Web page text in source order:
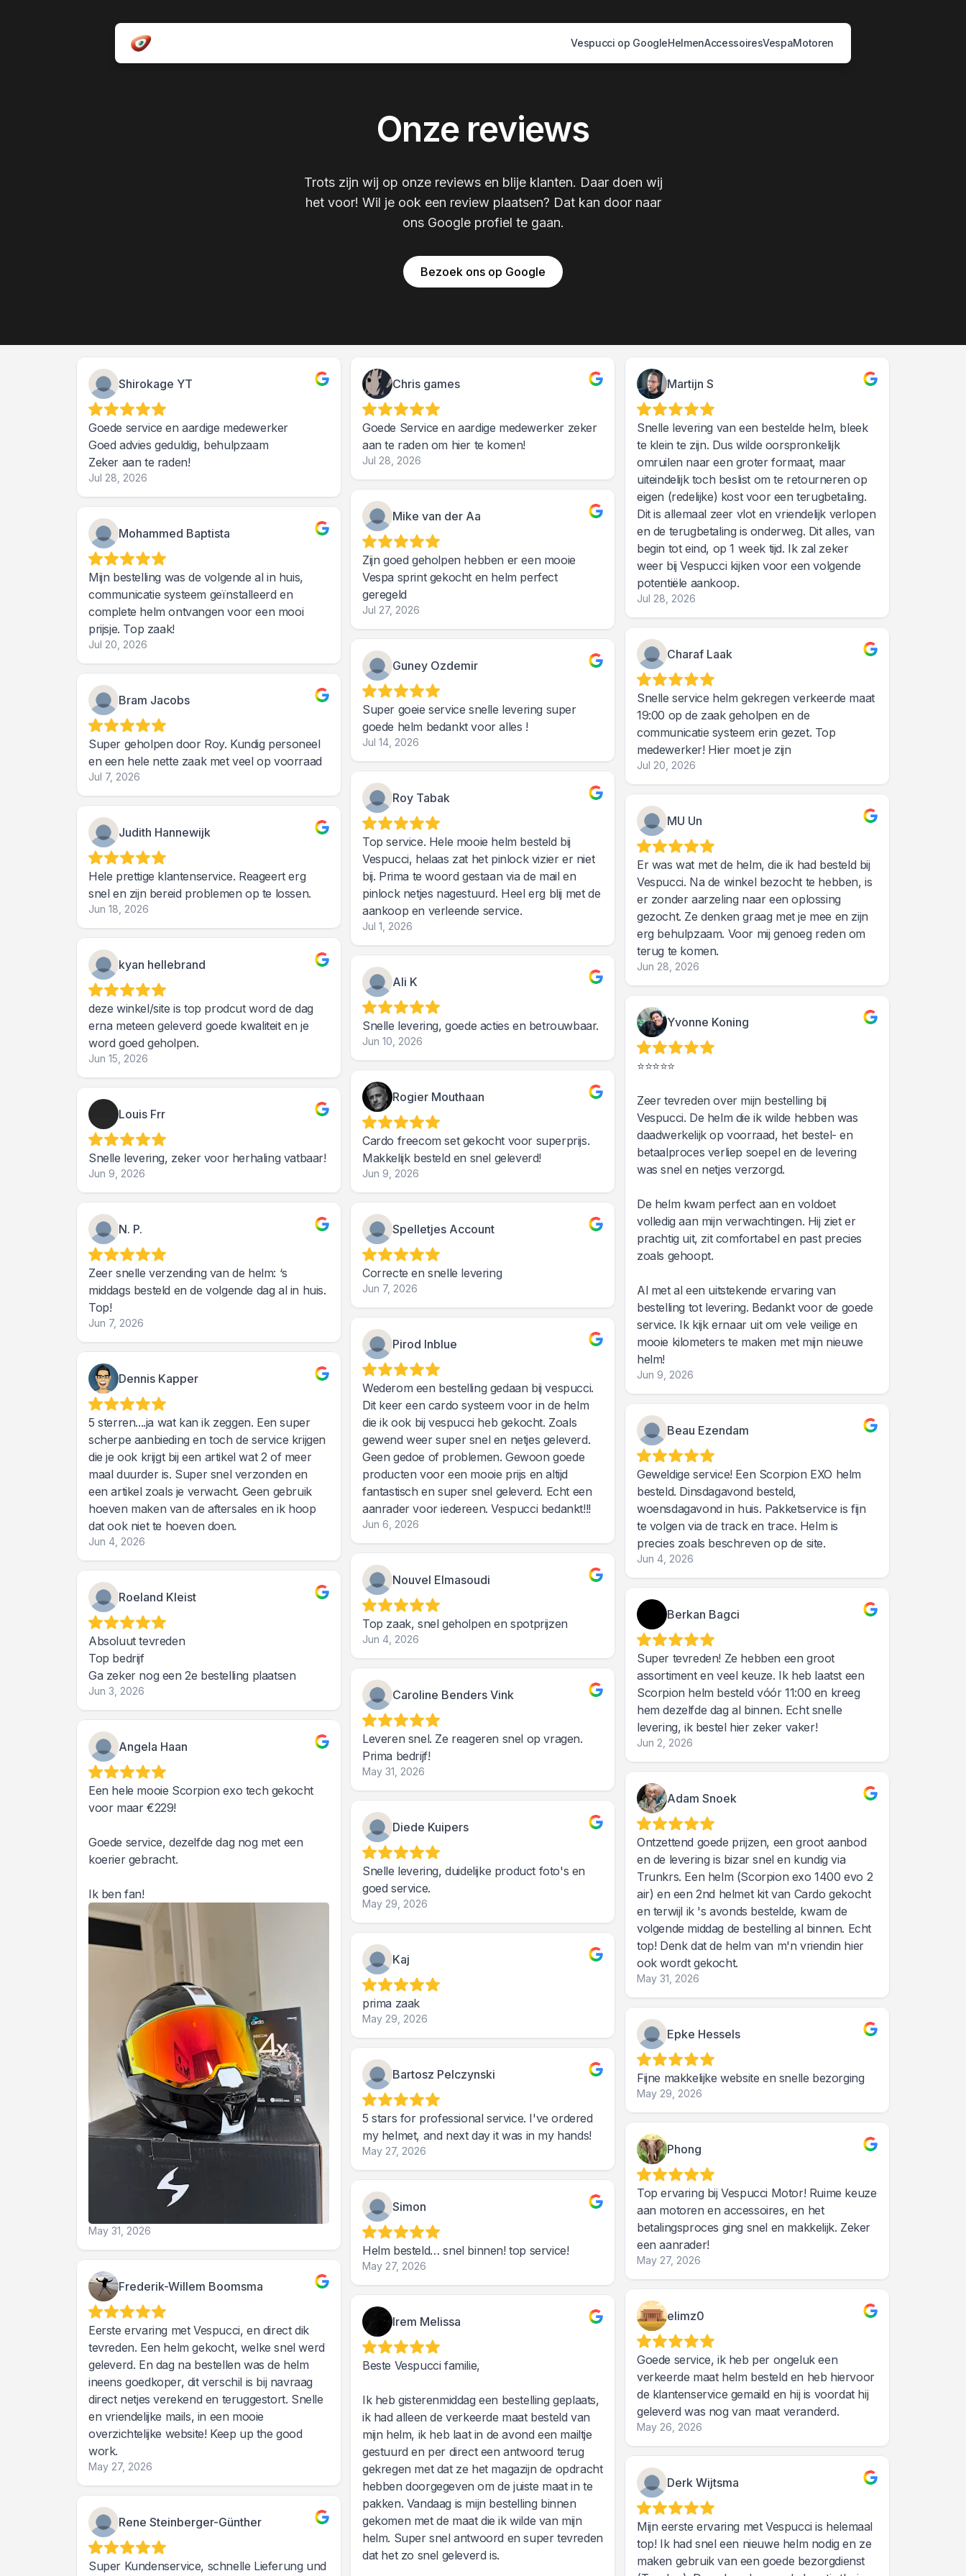
Vespucci op GoogleHelmenAccessoiresVespaMotoren
Onze reviews
Trots zijn wij op onze reviews en blije klanten. Daar doen wij
het voor! Wil je ook een review plaatsen? Dat kan door naar
ons Google profiel te gaan.
Bezoek ons op Google
Shirokage YT
Goede service en aardige medewerker
Goed advies geduldig, behulpzaam
Zeker aan te raden!
Jul 28, 2026
Chris games
Goede Service en aardige medewerker zeker
aan te raden om hier te komen!
Jul 28, 2026
Martijn S
Snelle levering van een bestelde helm, bleek
te klein te zijn. Dus wilde oorspronkelijk
omruilen naar een groter formaat, maar
uiteindelijk toch beslist om te retourneren op
eigen (redelijke) kost voor een terugbetaling.
Dit is allemaal zeer vlot en vriendelijk verlopen
en de terugbetaling is onderweg. Dit alles, van
begin tot eind, op 1 week tijd. Ik zal zeker
weer bij Vespucci kijken voor een volgende
potentiële aankoop.
Jul 28, 2026
Mike van der Aa
Zijn goed geholpen hebben er een mooie
Vespa sprint gekocht en helm perfect
geregeld
Jul 27, 2026
Mohammed Baptista
Mijn bestelling was de volgende al in huis,
communicatie systeem geïnstalleerd en
complete helm ontvangen voor een mooi
prijsje. Top zaak!
Jul 20, 2026
Charaf Laak
Snelle service helm gekregen verkeerde maat
19:00 op de zaak geholpen en de
communicatie systeem erin gezet. Top
medewerker! Hier moet je zijn
Jul 20, 2026
Guney Ozdemir
Super goeie service snelle levering super
goede helm bedankt voor alles !
Jul 14, 2026
Bram Jacobs
Super geholpen door Roy. Kundig personeel
en een hele nette zaak met veel op voorraad
Jul 7, 2026
Roy Tabak
Top service. Hele mooie helm besteld bij
Vespucci, helaas zat het pinlock vizier er niet
bij. Prima te woord gestaan via de mail en
pinlock netjes nagestuurd. Heel erg blij met de
aankoop en verleende service.
Jul 1, 2026
MU Un
Er was wat met de helm, die ik had besteld bij
Vespucci. Na de winkel bezocht te hebben, is
er zonder aarzeling naar een oplossing
gezocht. Ze denken graag met je mee en zijn
erg behulpzaam. Voor mij genoeg reden om
terug te komen.
Jun 28, 2026
Judith Hannewijk
Hele prettige klantenservice. Reageert erg
snel en zijn bereid problemen op te lossen.
Jun 18, 2026
kyan hellebrand
deze winkel/site is top prodcut word de dag
erna meteen geleverd goede kwaliteit en je
word goed geholpen.
Jun 15, 2026
Ali K
Snelle levering, goede acties en betrouwbaar.
Jun 10, 2026
Yvonne Koning
⭐⭐⭐⭐⭐
Zeer tevreden over mijn bestelling bij
Vespucci. De helm die ik wilde hebben was
daadwerkelijk op voorraad, het bestel- en
betaalproces verliep soepel en de levering
was snel en netjes verzorgd.
De helm kwam perfect aan en voldoet
volledig aan mijn verwachtingen. Hij ziet er
prachtig uit, zit comfortabel en past precies
zoals gehoopt.
Al met al een uitstekende ervaring van
bestelling tot levering. Bedankt voor de goede
service. Ik kijk ernaar uit om vele veilige en
mooie kilometers te maken met mijn nieuwe
helm!
Jun 9, 2026
Rogier Mouthaan
Cardo freecom set gekocht voor superprijs.
Makkelijk besteld en snel geleverd!
Jun 9, 2026
Louis Frr
Snelle levering, zeker voor herhaling vatbaar!
Jun 9, 2026
N. P.
Zeer snelle verzending van de helm: ‘s
middags besteld en de volgende dag al in huis.
Top!
Jun 7, 2026
Spelletjes Account
Correcte en snelle levering
Jun 7, 2026
Pirod Inblue
Wederom een bestelling gedaan bij vespucci.
Dit keer een cardo systeem voor in de helm
die ik ook bij vespucci heb gekocht. Zoals
gewend weer super snel en netjes geleverd.
Geen gedoe of problemen. Gewoon goede
producten voor een mooie prijs en altijd
fantastisch en super snel geleverd. Echt een
aanrader voor iedereen. Vespucci bedankt!!!
Jun 6, 2026
Dennis Kapper
5 sterren....ja wat kan ik zeggen. Een super
scherpe aanbieding en toch de service krijgen
die je ook krijgt bij een artikel wat 2 of meer
maal duurder is. Super snel verzonden en
een artikel zoals je verwacht. Geen gebruik
hoeven maken van de aftersales en ik hoop
dat ook niet te hoeven doen.
Jun 4, 2026
Beau Ezendam
Geweldige service! Een Scorpion EXO helm
besteld. Dinsdagavond besteld,
woensdagavond in huis. Pakketservice is fijn
te volgen via de track en trace. Helm is
precies zoals beschreven op de site.
Jun 4, 2026
Nouvel Elmasoudi
Top zaak, snel geholpen en spotprijzen
Jun 4, 2026
Roeland Kleist
Absoluut tevreden
Top bedrijf
Ga zeker nog een 2e bestelling plaatsen
Jun 3, 2026
Berkan Bagci
Super tevreden! Ze hebben een groot
assortiment en veel keuze. Ik heb laatst een
Scorpion helm besteld vóór 11:00 en kreeg
hem dezelfde dag al binnen. Echt snelle
levering, ik bestel hier zeker vaker!
Jun 2, 2026
Caroline Benders Vink
Leveren snel. Ze reageren snel op vragen.
Prima bedrijf!
May 31, 2026
Angela Haan
Een hele mooie Scorpion exo tech gekocht
voor maar €229!
Goede service, dezelfde dag nog met een
koerier gebracht.
Ik ben fan!
May 31, 2026
Adam Snoek
Ontzettend goede prijzen, een groot aanbod
en de levering is bizar snel en kundig via
Trunkrs. Een helm (Scorpion exo 1400 evo 2
air) en een 2nd helmet kit van Cardo gekocht
en terwijl ik 's avonds bestelde, kwam de
volgende middag de bestelling al binnen. Echt
top! Denk dat de helm van m'n vriendin hier
ook wordt gekocht.
May 31, 2026
Diede Kuipers
Snelle levering, duidelijke product foto's en
goed service.
May 29, 2026
Kaj
prima zaak
May 29, 2026
Epke Hessels
Fijne makkelijke website en snelle bezorging
May 29, 2026
Bartosz Pelczynski
5 stars for professional service. I've ordered
my helmet, and next day it was in my hands!
May 27, 2026 Phong
Top ervaring bij Vespucci Motor! Ruime keuze
aan motoren en accessoires, en het
betalingsproces ging snel en makkelijk. Zeker
een aanrader!
May 27, 2026
Simon
Helm besteld… snel binnen! top service!
May 27, 2026
Frederik-Willem Boomsma
Eerste ervaring met Vespucci, en direct dik
tevreden. Een helm gekocht, welke snel werd
geleverd. En dag na bestellen was de helm
ineens goedkoper, dit verschil is bij navraag
direct netjes verekend en teruggestort. Snelle
en vriendelijke mails, in een mooie
overzichtelijke website! Keep up the good
work.
May 27, 2026
elimz0
Goede service, ik heb per ongeluk een
verkeerde maat helm besteld en heb hiervoor
de klantenservice gemaild en hij is voordat hij
geleverd was nog van maat veranderd.
May 26, 2026
Irem Melissa
Beste Vespucci familie,
Ik heb gisterenmiddag een bestelling geplaats,
ik had alleen de verkeerde maat besteld van
mijn helm, ik heb laat in de avond een mailtje
gestuurd en per direct een antwoord terug
gekregen met dat ze het magazijn de opdracht
hebben doorgegeven om de juiste maat in te
pakken. Vandaag is mijn bestelling binnen
gekomen met de maat die ik wilde van mijn
helm. Super snel antwoord en super tevreden
dat het zo snel geleverd is.
Derk Wijtsma
Mijn eerste ervaring met Vespucci is helemaal
top! Ik had snel een nieuwe helm nodig en ze
maken gebruik van een goede bezorgdienst
Rene Steinberger-Günther
Super Kundenservice, schnelle Lieferung und